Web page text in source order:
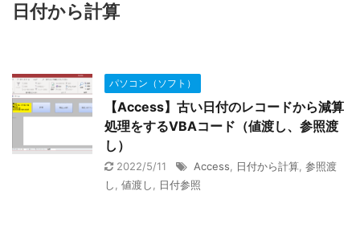
日付から計算
パソコン（ソフト）
【Access】古い日付のレコードから減算
処理をするVBAコード（値渡し、参照渡
し）
2022/5/11 Access 日付から計算 参照渡
し
値渡し 日付参照